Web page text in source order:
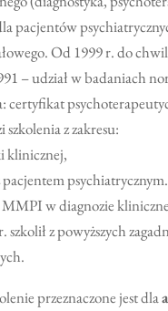
pacjentów
Od 1999 r. do
– udział w badaniach
z zakresu:
klinicznej,
psychiatrycznym.
w diagnozie
szkolił z powyższych
przeznaczone jest dla